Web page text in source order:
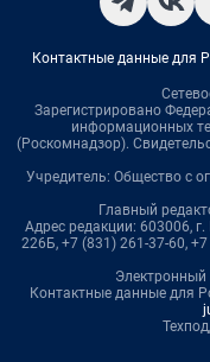
Контактные данные для
Зарегистрировано
информационных
(Роскомнадзор).
Учредитель: Общество с
Главный
Адрес редакции: 603006,
226Б, +7 (831) 261-37-60,
Электронный
Контактные данные для